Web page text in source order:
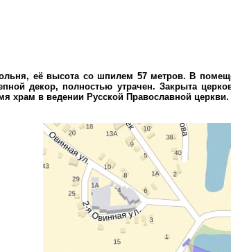
её высота со шпилем 57 метров. В
декор, полностью утрачен. Закрыта
храм в ведении Русской Православной церкви.